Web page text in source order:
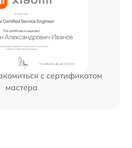
с сертификатом
мастера